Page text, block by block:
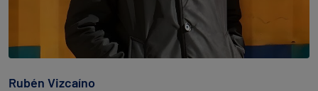
Rubén Vizcaíno